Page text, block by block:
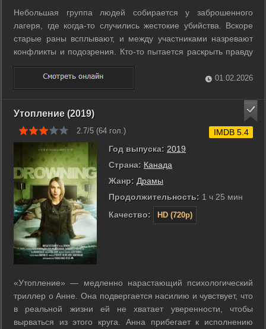
Небольшая группа людей собирается у заброшенного
лагеря, где когда-то случились жестокие убийства. Вскоре
старые раны всплывают, и между участниками назревают
конфликты и подозрения. Кто-то пытается раскрыть правду
о прошлых событиях, и это привлекает внимание
безжалостного преследователя. Старые отпечатки насилия
возвращаются, а новые тайны ...
01.02.2026
Утопление (2019)
2.7/5 (64 гол.)
Год выпуска: 2019
Страна: Канада
Жанр: Драмы
Продолжительность: 1 ч 25 мин
Качество:
HD (720p)
IMDB 5.4
«Утопление» — медленно нарастающий психологический
триллер о Анне. Она подвергается насилию и чувствует, что
в реальной жизни ей не хватает уверенности, чтобы
вырваться из этого круга. Анна прибегает к исполнению